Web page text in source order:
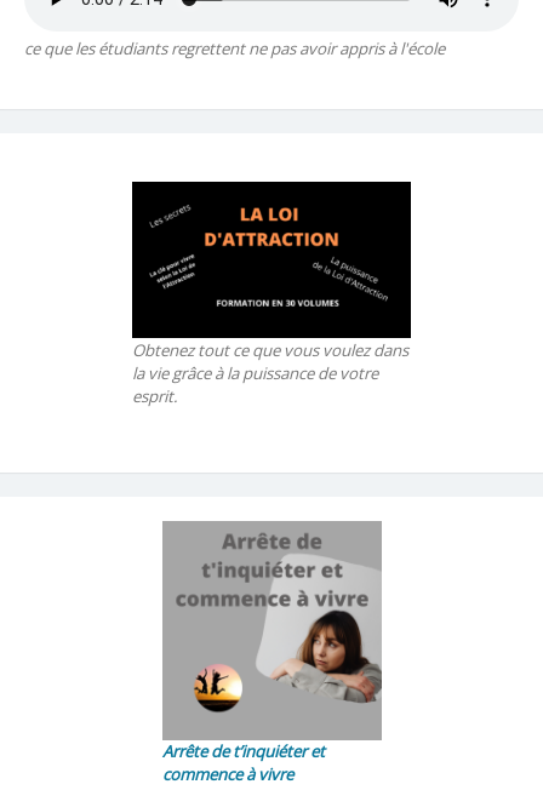
ce que les étudiants regrettent ne pas avoir appris à l'école
Obtenez tout ce que vous voulez dans
la vie grâce à la puissance de votre
esprit.
Arrête de t’inquiéter et
commence à vivre